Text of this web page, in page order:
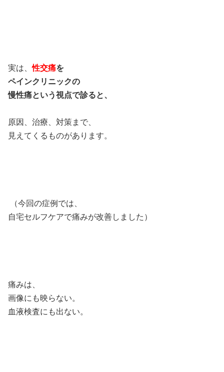
実は、性交痛を⁣
ペインクリニックの⁣
慢性痛という視点で診ると、⁣
原因、治療、対策まで、⁣
見えてくるものがあります。⁣
（今回の症例では、⁣
自宅セルフケアで痛みが改善しました）⁣
痛みは、⁣
画像にも映らない。⁣
血液検査にも出ない。⁣